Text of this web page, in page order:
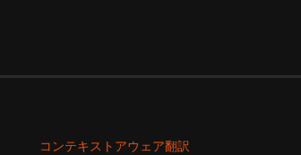
コンテキストアウェア翻訳